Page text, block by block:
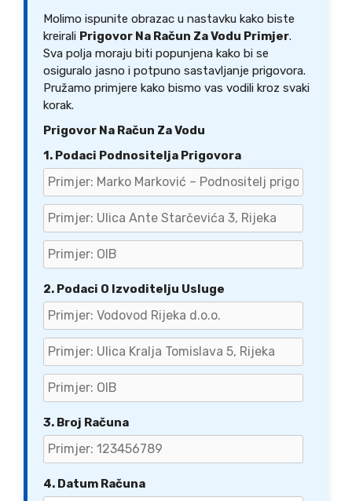
Molimo ispunite obrazac u nastavku kako biste
kreirali Prigovor Na Račun Za Vodu Primjer.
Sva polja moraju biti popunjena kako bi se
osiguralo jasno i potpuno sastavljanje prigovora.
Pružamo primjere kako bismo vas vodili kroz svaki
korak.
Prigovor Na Račun Za Vodu
1. Podaci Podnositelja Prigovora
2. Podaci O Izvoditelju Usluge
3. Broj Računa
4. Datum Računa